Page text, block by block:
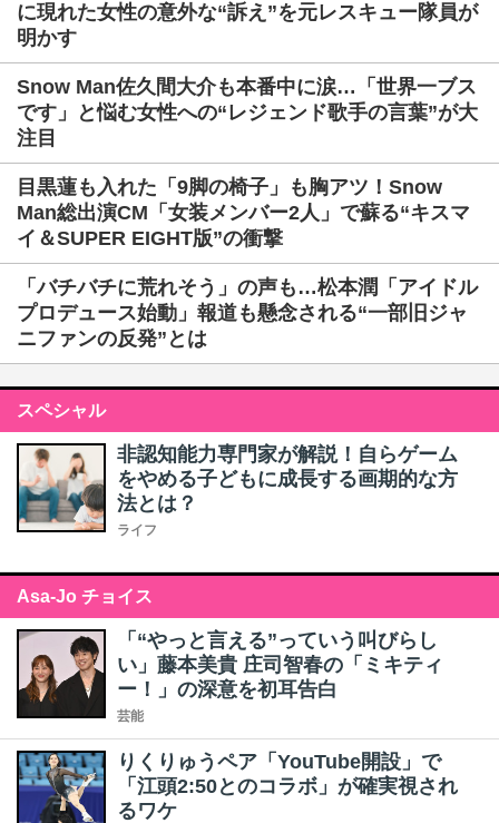
に現れた女性の意外な“訴え”を元レスキュー隊員が
明かす
Snow Man佐久間大介も本番中に涙…「世界一ブス
です」と悩む女性への“レジェンド歌手の言葉”が大
注目
目黒蓮も入れた「9脚の椅子」も胸アツ！Snow
Man総出演CM「女装メンバー2人」で蘇る“キスマ
イ＆SUPER EIGHT版”の衝撃
「バチバチに荒れそう」の声も…松本潤「アイドル
プロデュース始動」報道も懸念される“一部旧ジャ
ニファンの反発”とは
スペシャル
非認知能力専門家が解説！自らゲーム
をやめる子どもに成長する画期的な方
法とは？
ライフ
Asa-Jo チョイス
「“やっと言える”っていう叫びらし
い」藤本美貴 庄司智春の「ミキティ
ー！」の深意を初耳告白
芸能
りくりゅうペア「YouTube開設」で
「江頭2:50とのコラボ」が確実視され
るワケ